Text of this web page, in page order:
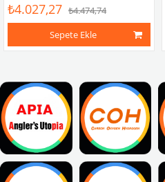
₺4.027,27 ₺4.474,74
Sepete Ekle